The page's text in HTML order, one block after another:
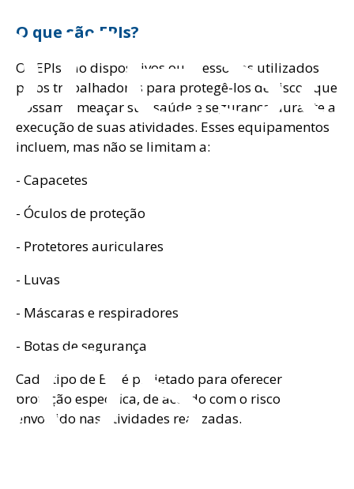
O que são EPIs?
Os EPIs são dispositivos ou acessórios utilizados
pelos trabalhadores para protegê-los de riscos que
possam ameaçar sua saúde e segurança durante a
execução de suas atividades. Esses equipamentos
incluem, mas não se limitam a:
- Capacetes
- Óculos de proteção
- Protetores auriculares
- Luvas
- Máscaras e respiradores
- Botas de segurança
Cada tipo de EPI é projetado para oferecer
proteção específica, de acordo com o risco
envolvido nas atividades realizadas.